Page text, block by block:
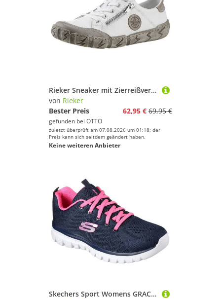
Rieker Sneaker mit Zierreißverschluss, Freizeitschuh, Halbschuh, Schnürschuh
von Rieker
Bester Preis
62,95 € 69,95 €
gefunden bei OTTO
zuletzt überprüft am 07.08.2026 um 01:18; der
Preis kann sich seitdem geändert haben.
Keine weiteren Anbieter
Skechers Sport Womens GRACEFUL GET CONNECTED Sneakers Frauen 12615 Blau